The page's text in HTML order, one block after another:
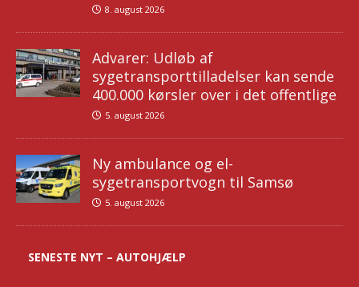
8. august 2026
Advarer: Udløb af
sygetransporttilladelser kan sende
400.000 kørsler over i det offentlige
5. august 2026
Ny ambulance og el-
sygetransportvogn til Samsø
5. august 2026
SENESTE NYT – AUTOHJÆLP